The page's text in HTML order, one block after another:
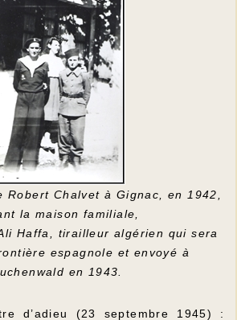
Robert Chalvet à Gignac, en 1942,
la maison familiale,
Haffa, tirailleur algérien qui sera
espagnole et envoyé à
en 1943.
d’adieu (23 septembre 1945) :